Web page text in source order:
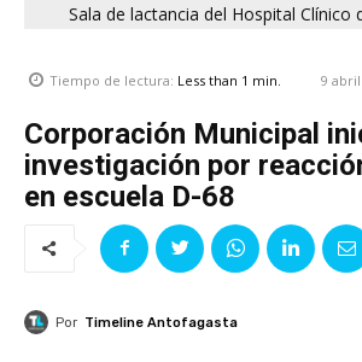
Sala de lactancia del Hospital Clínico
Tiempo de lectura: Less than 1 min. 9 abril
Corporación Municipal
investigación por
en escuela D-68
Por Timeline Antofagasta